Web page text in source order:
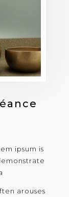
ipsum is
arouses